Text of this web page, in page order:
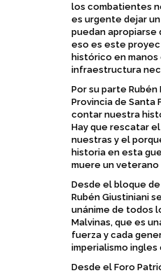
los combatientes
es urgente dejar
puedan apropiarse
eso es este
histórico en
infraestructura
Por su parte
Provincia de Santa
contar nuestra
Hay que rescatar
nuestras y el
historia en esta
muere un veterano
Desde el bloque
Rubén Giustiniani
unánime de todos
Malvinas, que es
fuerza y cada
imperialismo
Desde el Foro